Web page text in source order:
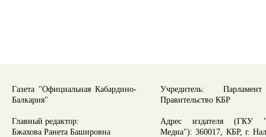
Газета "Официальная Кабардино-
Балкария"
Главный редактор:
Бжахова Ранета Башировна
Учредитель:
Правительство КБР
Адрес издателя (ГКУ
Медиа"): 360017, КБР, г.